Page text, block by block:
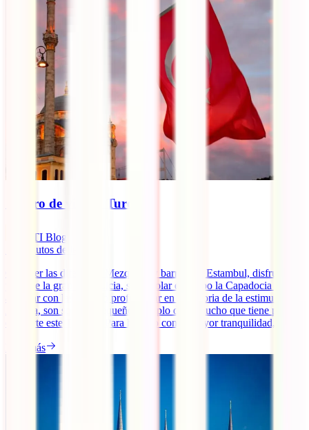
Seguro de viaje a Turquía
IATI Blog
minutos de lectura
Conocer las diferentes Mezquitas y barrios de Estambul, disfrutar de
parte de la gran Ruta Licia, sobrevolar en globo la Capadocia y
alucinar con las vistas o profundizar en la historia de la estimulante
Ankara, son solo un pequeño ejemplo de lo mucho que tiene para
ofrecerte este Turquía. Para hacerlo con la mayor tranquilidad, [...]
Leer más